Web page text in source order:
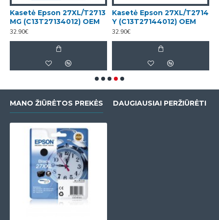
Kasetė Epson 27XL/T2713
MG (C13T27134012) OEM
32.90€
Kasetė Epson 27XL/T2714
Y (C13T27144012) OEM
32.90€
MANO ŽIŪRĖTOS PREKĖS DAUGIAUSIAI PERŽIŪRĖTI